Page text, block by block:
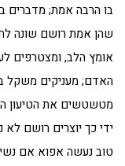
בו הרבה אמת; מדברים
שהן אמת רושם שונה
אומץ הלב, ומצטרפים
האדם; מעניקים משקל
מטשטשים את הטיעון
ידי כך יוצרים רושם לא
טוב נעשה אפוא אם